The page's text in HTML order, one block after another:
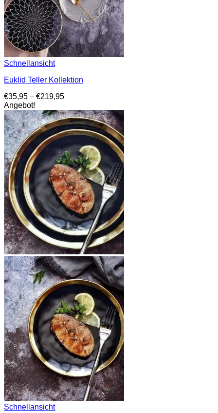
Schnellansicht
Euklid Teller Kollektion
€35,95 – €219,95Preisspanne:
bis
€219,95
Angebot!
Schnellansicht